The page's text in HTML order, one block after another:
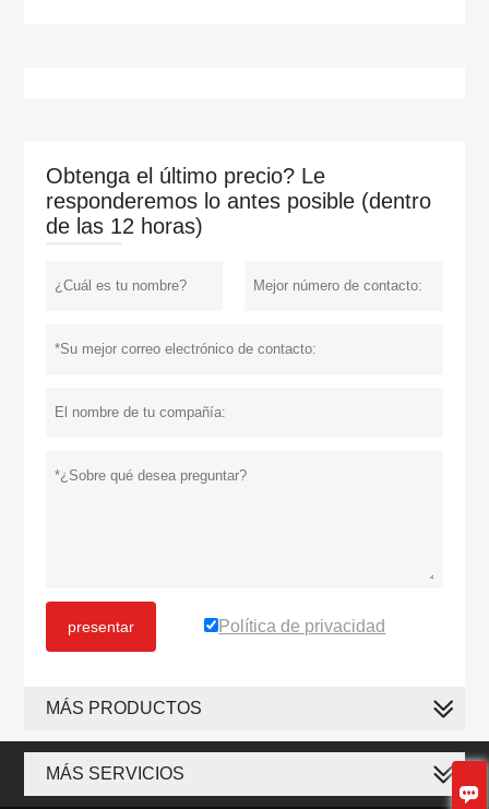

Obtenga el último precio? Le
responderemos lo antes posible (dentro
de las 12 horas)
presentar Política de privacidad
MÁS PRODUCTOS
MÁS SERVICIOS